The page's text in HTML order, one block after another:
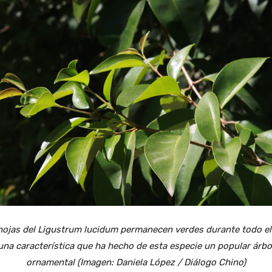
del Ligustrum lucidum permanecen verdes durante todo
característica que ha hecho de esta especie un popular
ornamental (Imagen: Daniela López / Diálogo Chino)